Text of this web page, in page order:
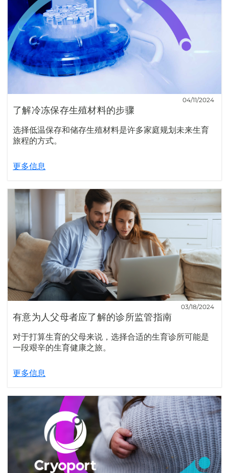
04/11/2024
了解冷冻保存生殖材料的步骤
选择低温保存和储存生殖材料是许多家庭规划未来生育
旅程的方式。
更多信息
03/18/2024
有意为人父母者应了解的诊所监管指南
对于打算生育的父母来说，选择合适的生育诊所可能是
一段艰辛的生育健康之旅。
更多信息